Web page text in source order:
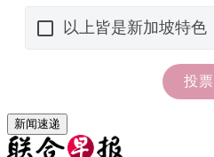
新闻速递